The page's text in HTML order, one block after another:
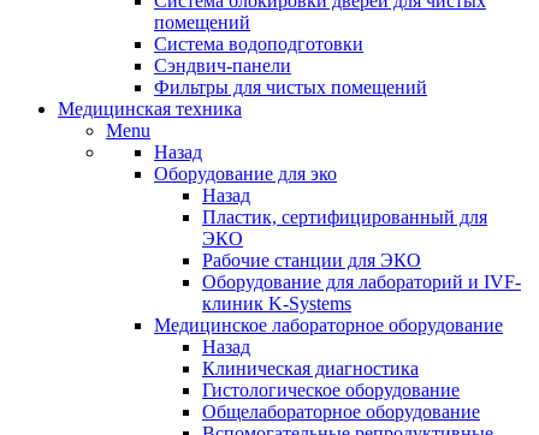
помещений
Система водоподготовки
Сэндвич-панели
Фильтры для чистых помещений
Медицинская техника
Menu
Назад
Оборудование для эко
Назад
Пластик, сертифицированный для
ЭКО
Рабочие станции для ЭКО
Оборудование для лабораторий и IVF-
клиник K-Systems
Медицинское лабораторное оборудование
Назад
Клиническая диагностика
Гистологическое оборудование
Общелабораторное оборудование